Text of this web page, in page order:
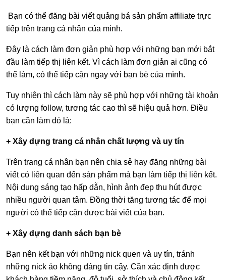
Bạn có thể đăng bài viết quảng bá sản phẩm affiliate trực
tiếp trên trang cá nhân của mình.
Đây là cách làm đơn giản phù hợp với những bạn mới bắt
đầu làm tiếp thị liên kết. Vì cách làm đơn giản ai cũng có
thể làm, có thể tiếp cận ngay với bạn bè của mình.
Tuy nhiên thì cách làm này sẽ phù hợp với những tài khoản
có lượng follow, tương tác cao thì sẽ hiệu quả hơn. Điều
bạn cần làm đó là:
+ Xây dựng trang cá nhân chất lượng và uy tín
Trên trang cá nhân bạn nên chia sẻ hay đăng những bài
viết có liên quan đến sản phẩm mà bạn làm tiếp thị liên kết.
Nội dung sáng tạo hấp dẫn, hình ảnh đẹp thu hút được
nhiều người quan tâm. Đồng thời tăng tương tác để mọi
người có thể tiếp cận được bài viết của bạn.
+ Xây dựng danh sách bạn bè
Bạn nên kết bạn với những nick quen và uy tín, tránh
những nick ảo không đáng tin cậy. Cần xác định được